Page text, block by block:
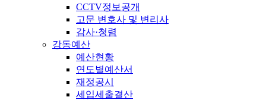
CCTV정보공개
고문 변호사 및 변리사
감사·청렴
강동예산
예산현황
연도별예산서
재정공시
세입세출결산